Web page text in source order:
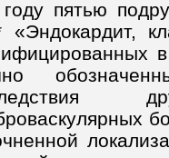
пятью
«Эндокардит,